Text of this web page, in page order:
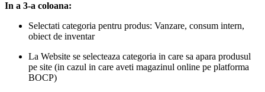
In a 3-a coloana:
Selectati categoria pentru produs: Vanzare, consum intern,
obiect de inventar
La Website se selecteaza categoria in care sa apara produsul
pe site (in cazul in care aveti magazinul online pe platforma
BOCP)